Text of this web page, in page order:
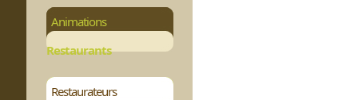
Animations
Restaurants
Restaurateurs